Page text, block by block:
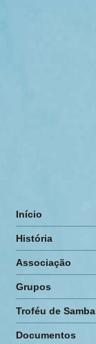
Início
História
Associação
Grupos
Troféu de Samba
Documentos